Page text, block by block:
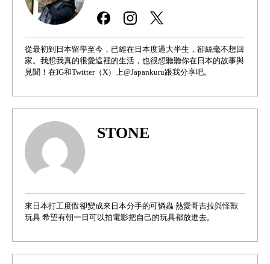
從最初到日本留學至今，已經在日本度過大半生，卻絲毫不想回
家。我想我真的很愛這裡的生活，也很想聽聽你在日本的故事與
見聞！在IG和Twitter（X）上@Japankuru跟我分享吧。
STONE
來日本打工度假卻變成來日本分手的可憐蟲 熱愛哥吉拉與怪獸
玩具 希望有朝一日可以拍電影把自己的玩具都放進去。